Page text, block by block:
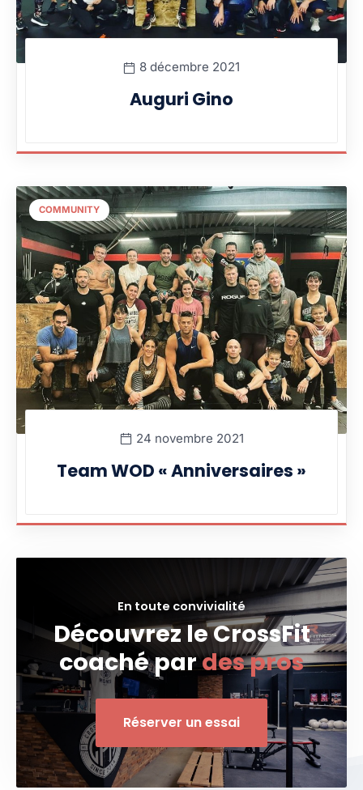
8 décembre 2021
Auguri Gino
COMMUNITY
24 novembre 2021
Team WOD « Anniversaires »
En toute convivialité
Découvrez le CrossFit
coaché pardes pros
Réserver un essai